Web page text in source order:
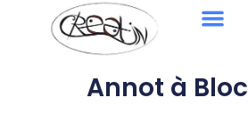
Annot à